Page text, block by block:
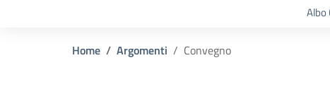
Albo
Home Argomenti Convegno